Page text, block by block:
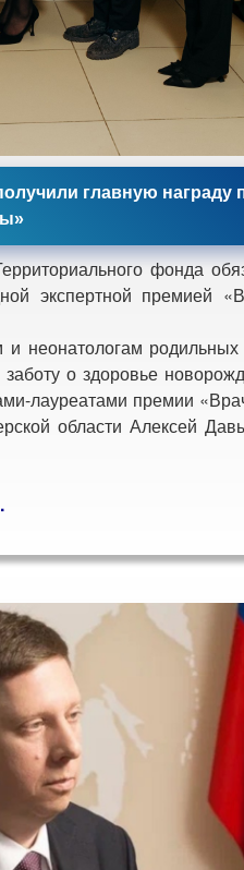
главную награду
фонда
экспертной премией
неонатологам
о здоровье
лауреатами премии
области Алексей